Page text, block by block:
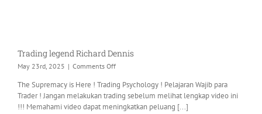
Trading legend Richard Dennis
May 23rd, 2025 | Comments Offon
legend
Richard
Dennis
The Supremacy is Here ! Trading Psychology ! Pelajaran Wajib para
Trader ! Jangan melakukan trading sebelum melihat lengkap video ini
!!! Memahami video dapat meningkatkan peluang [...]